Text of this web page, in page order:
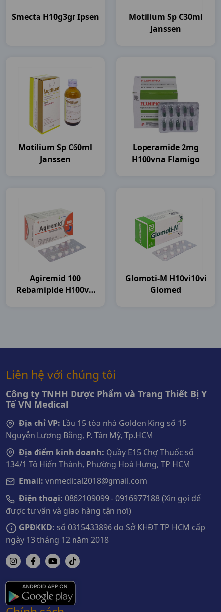
Smecta H10g3gr Ipsen
Motilium Sp C30ml
Janssen
Motilium Sp C60ml
Janssen
Loperamide 2mg
H100vna Flamigo
Agiremid 100
Rebamipide H100vn
Glomoti-M H10vi10vi
Glomed
Liên hệ với chúng tôi
Công ty TNHH Dược Phẩm và Trang Thiết Bị Y
Tế VN Medical
Địa chỉ VP: Lầu 15 tòa nhà Golden King số 15
Nguyễn Lương Bằng, P. Tân Mỹ, Tp.HCM
Địa điểm kinh doanh: Quầy E15 Chợ Thuốc số
134/1 Tô Hiến Thành, Phường Hoà Hưng, TP HCM
Email: vnmedical2018@gmail.com
Điện thoại: 0862109099 - 0916977188 (Xin gọi để
được tư vấn và giao hàng tận nơi)
GPĐKKD: số 0315433896 do Sở KHĐT TP HCM cấp
ngày 13 tháng 12 năm 2018